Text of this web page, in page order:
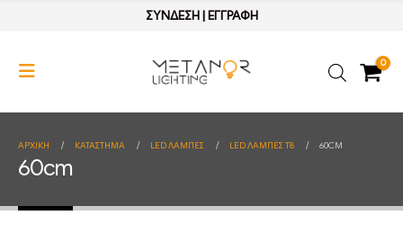
ΣΥΝΔΕΣΗ| ΕΓΓΡΑΦΗ
0
ΑΡΧΙΚΉ ΚΑΤΆΣΤΗΜΑ LED ΛΑΜΠΕΣ LED ΛΑΜΠΕΣ Τ8 60CM
60cm